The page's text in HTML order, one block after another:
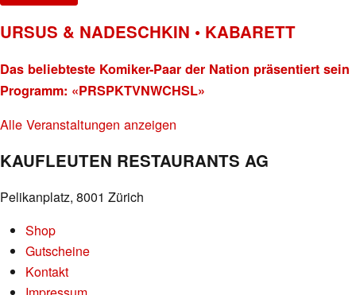
URSUS & NADESCHKIN • KABARETT
Das beliebteste Komiker-Paar der Nation präsentiert sein
Programm: «PRSPKTVNWCHSL»
Alle Veranstaltungen anzeigen
KAUFLEUTEN RESTAURANTS AG
Pelikanplatz, 8001 Zürich
Shop
Gutscheine
Kontakt